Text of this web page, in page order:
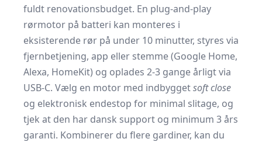
fuldt renovationsbudget. En plug-and-play
rørmotor på batteri kan monteres i
eksisterende rør på under 10 minutter, styres via
fjernbetjening, app eller stemme (Google Home,
Alexa, HomeKit) og oplades 2-3 gange årligt via
USB-C. Vælg en motor med indbyggetsoft close
og elektronisk endestop for minimal slitage, og
tjek at den har dansk support og minimum 3 års
garanti. Kombinerer du flere gardiner, kan du